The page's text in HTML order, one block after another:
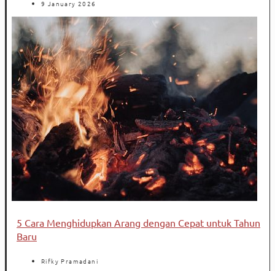
9 January 2026
5 Cara Menghidupkan Arang dengan Cepat untuk Tahun
Baru
Rifky Pramadani